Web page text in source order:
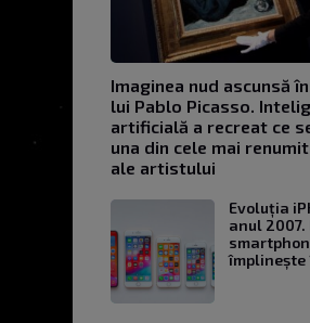
Imaginea nud ascunsă
lui Pablo Picasso.
artificială a recreat ce
una din cele mai
ale artistului
Evoluția
anul 2007.
împlinește